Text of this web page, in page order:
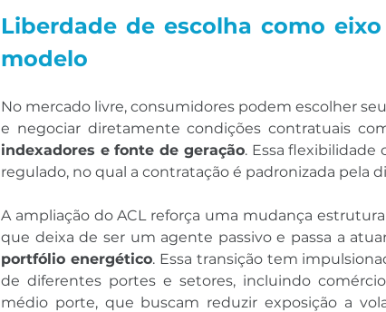
Liberdade de escolha como
modelo
No mercado livre, consumidores podem escolher
e negociar diretamente condições contratuais
indexadores e fonte de geração. Essa
regulado, no qual a contratação é padronizada pela
A ampliação do ACL reforça uma mudança
que deixa de ser um agente passivo e passa a
portfólio energético. Essa transição tem
de diferentes portes e setores, incluindo
médio porte, que buscam reduzir exposição a